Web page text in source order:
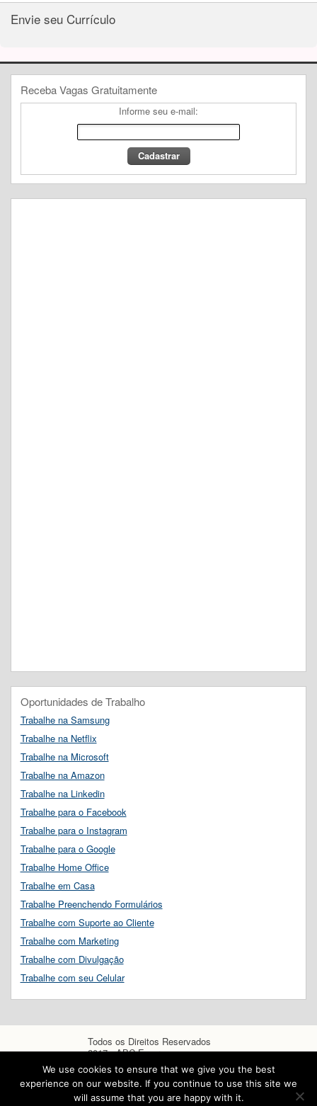
Envie seu Currículo
Receba Vagas Gratuitamente
Informe seu e-mail:
Oportunidades de Trabalho
Trabalhe na Samsung
Trabalhe na Netflix
Trabalhe na Microsoft
Trabalhe na Amazon
Trabalhe na Linkedin
Trabalhe para o Facebook
Trabalhe para o Instagram
Trabalhe para o Google
Trabalhe Home Office
Trabalhe em Casa
Trabalhe Preenchendo Formulários
Trabalhe com Suporte ao Cliente
Trabalhe com Marketing
Trabalhe com Divulgação
Trabalhe com seu Celular
Todos os Direitos Reservados
2017 - ABC Empregos
We use cookies to ensure that we give you the best
experience on our website. If you continue to use this site we
will assume that you are happy with it.